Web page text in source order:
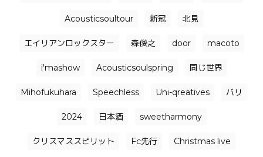
Acousticsoultour 新冠 北見
エイリアンロックスター 森俊之 door macoto
i'mashow Acousticsoulspring 同じ世界
Mihofukuhara Speechless Uni-qreatives バリ
2024 日本酒 sweetharmony
クリスマススピリット Fc先行 Christmas live